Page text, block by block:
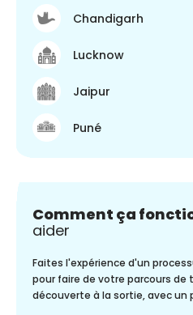
Chandigarh
Lucknow
Jaipur
Puné
Comment ça
aider
Faites l'expérience d'un
pour faire de votre parcours
découverte à la sortie, avec un